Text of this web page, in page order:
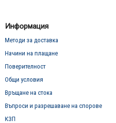
Информация
Методи за доставка
Начини на плащане
Поверителност
Общи условия
Връщане на стока
Въпроси и разрешаване на спорове
КЗП